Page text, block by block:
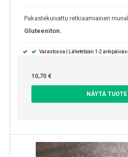
Pakastekuivattu retkiaamiainen
Gluteeniton.
Varastossa | Lähetetään 1-2
10,70 €
NÄYTÄ TUOTE